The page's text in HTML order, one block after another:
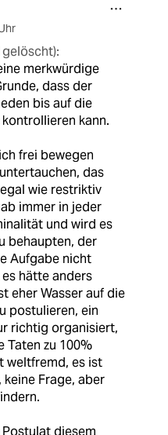
merkwürdige
dass der
bis auf die
kann.
frei bewegen
das
wie restriktiv
immer in jeder
und wird es
behaupten, der
Aufgabe nicht
hätte anders
eher Wasser auf die
postulieren, ein
richtig organisiert,
Taten zu 100%
weltfremd, es ist
Frage, aber
diesem